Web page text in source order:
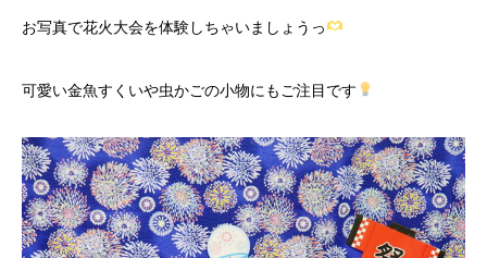
お写真で花火大会を体験しちゃいましょうっ
可愛い金魚すくいや虫かごの小物にもご注目です